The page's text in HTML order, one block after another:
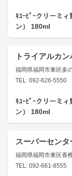
ｷﾕｰﾋﾟｰクリーミ
ン） 180ml
トライアルカ
福岡県福岡市東区多
TEL: 092-626-5550
ｷﾕｰﾋﾟｰクリーミ
ン） 180ml
スーパーセン
福岡県福岡市東区香
TEL: 092-661-8555